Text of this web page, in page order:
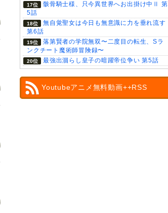
骸骨騎士様、只今異世界へお出掛け中Ⅱ 第
5話
無自覚聖女は今日も無意識に力を垂れ流す
第6話
落第賢者の学院無双〜二度目の転生、Sラ
ンクチート魔術師冒険録〜
最強出涸らし皇子の暗躍帝位争い 第5話
Youtubeアニメ無料動画++RSS